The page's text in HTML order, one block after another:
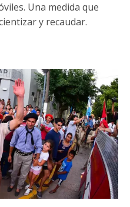
Una medida que
y recaudar.